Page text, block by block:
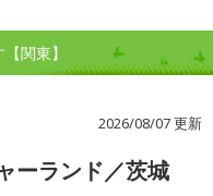
関東】
2026/08/07 更新
ーランド／茨城